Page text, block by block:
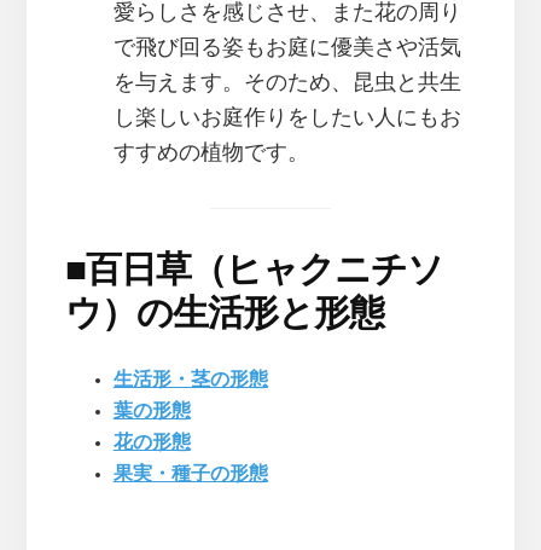
愛らしさを感じさせ、また花の周り
で飛び回る姿もお庭に優美さや活気
を与えます。そのため、昆虫と共生
し楽しいお庭作りをしたい人にもお
すすめの植物です。
■百日草（ヒャクニチソ
ウ）の生活形と形態
生活形・茎の形態
葉の形態
花の形態
果実・種子の形態